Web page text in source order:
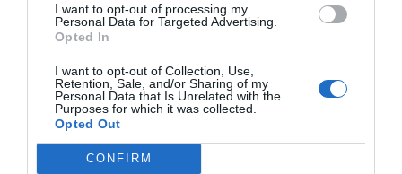
I want to opt-out of processing my
Personal Data for Targeted Advertising.
Opted In
I want to opt-out of Collection, Use,
Retention, Sale, and/or Sharing of my
Personal Data that Is Unrelated with the
Purposes for which it was collected.
Opted Out
CONFIRM
"Un dels orígens del
fatalisme -tan habitual entre
els pobles hispanitzats- és
que res canvia"